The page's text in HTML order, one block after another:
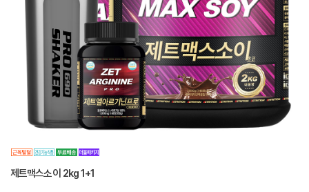
제트맥스소이 2kg 1+1